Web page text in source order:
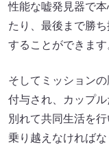
性能な嘘発見器で
たり、最後まで勝
することができます
そしてミッション
付与され、カップ
別れて共同生活を
乗り越えなければ